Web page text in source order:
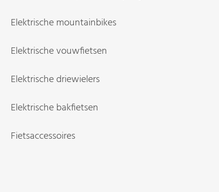
Elektrische mountainbikes
Elektrische vouwfietsen
Elektrische driewielers
Elektrische bakfietsen
Fietsaccessoires